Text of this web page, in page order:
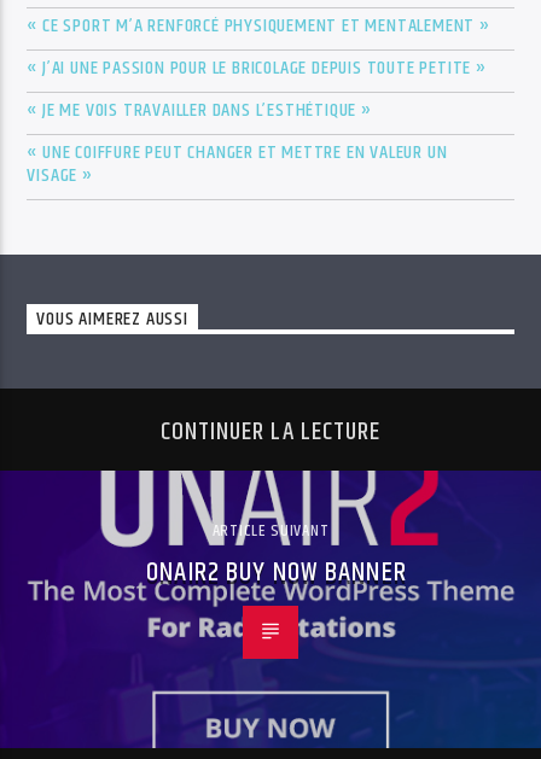
« CE SPORT M’A RENFORCÉ PHYSIQUEMENT ET MENTALEMENT »
« J’AI UNE PASSION POUR LE BRICOLAGE DEPUIS TOUTE PETITE »
« JE ME VOIS TRAVAILLER DANS L’ESTHÉTIQUE »
« UNE COIFFURE PEUT CHANGER ET METTRE EN VALEUR UN
VISAGE »
VOUS AIMEREZ AUSSI
CONTINUER LA LECTURE
ARTICLE SUIVANT
ONAIR2 BUY NOW BANNER